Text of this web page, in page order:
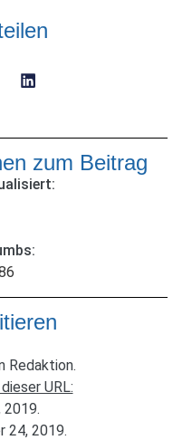
zum Beitrag
Redaktion.
URL:
2019.
24, 2019.